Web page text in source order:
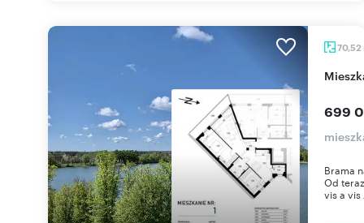
70,52
699
Brama
Od
vis a vis